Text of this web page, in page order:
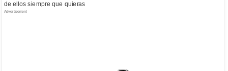
de ellos siempre que quieras
Advertisement